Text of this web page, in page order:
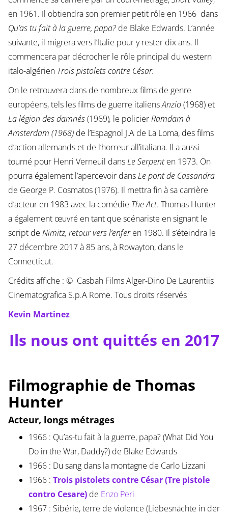
en 1961. Il obtiendra son premier petit rôle en 1966 dans
Qu’as tu fait à la guerre, papa?de Blake Edwards. L’année
suivante, il migrera vers l’Italie pour y rester dix ans. Il
commencera par décrocher le rôle principal du western
italo-algérien Trois pistolets contre César.
On le retrouvera dans de nombreux films de genre
européens, tels les films de guerre italiensAnzio(1968) et
La légion des damnés(1969), le policierRamdam à
Amsterdam (1968) de l’Espagnol J.A de La Loma, des films
d’action allemands et de l’horreur all’italiana. Il a aussi
tourné pour Henri Verneuil dansLe Serpenten 1973. On
pourra également l’apercevoir dansLe pont de Cassandra
de George P. Cosmatos (1976). Il mettra fin à sa carrière
d’acteur en 1983 avec la comédie The Act. Thomas Hunter
a également œuvré en tant que scénariste en signant le
script de Nimitz, retour vers l’enferen 1980. Il s’éteindra le
27 décembre 2017 à 85 ans, à Rowayton, dans le
Connecticut.
Crédits affiche : © Casbah Films Alger-Dino De Laurentiis
Cinematografica S.p.A Rome. Tous droits réservés
Kevin Martinez
Ils nous ont quittés en 2017
Filmographie de Thomas
Hunter
Acteur, longs métrages
1966 : Qu’as-tu fait à la guerre, papa? (What Did You
Do in the War, Daddy?) de Blake Edwards
1966 : Du sang dans la montagne de Carlo Lizzani
1966 : Trois pistolets contre César (Tre pistole
contro Cesare)de Enzo Peri
1967 : Sibérie, terre de violence (Liebesnächte in der